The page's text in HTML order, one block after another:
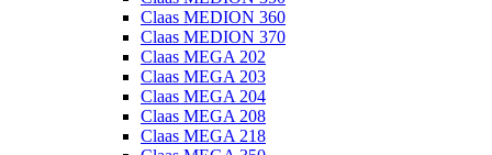
Claas MEDION 360
Claas MEDION 370
Claas MEGA 202
Claas MEGA 203
Claas MEGA 204
Claas MEGA 208
Claas MEGA 218